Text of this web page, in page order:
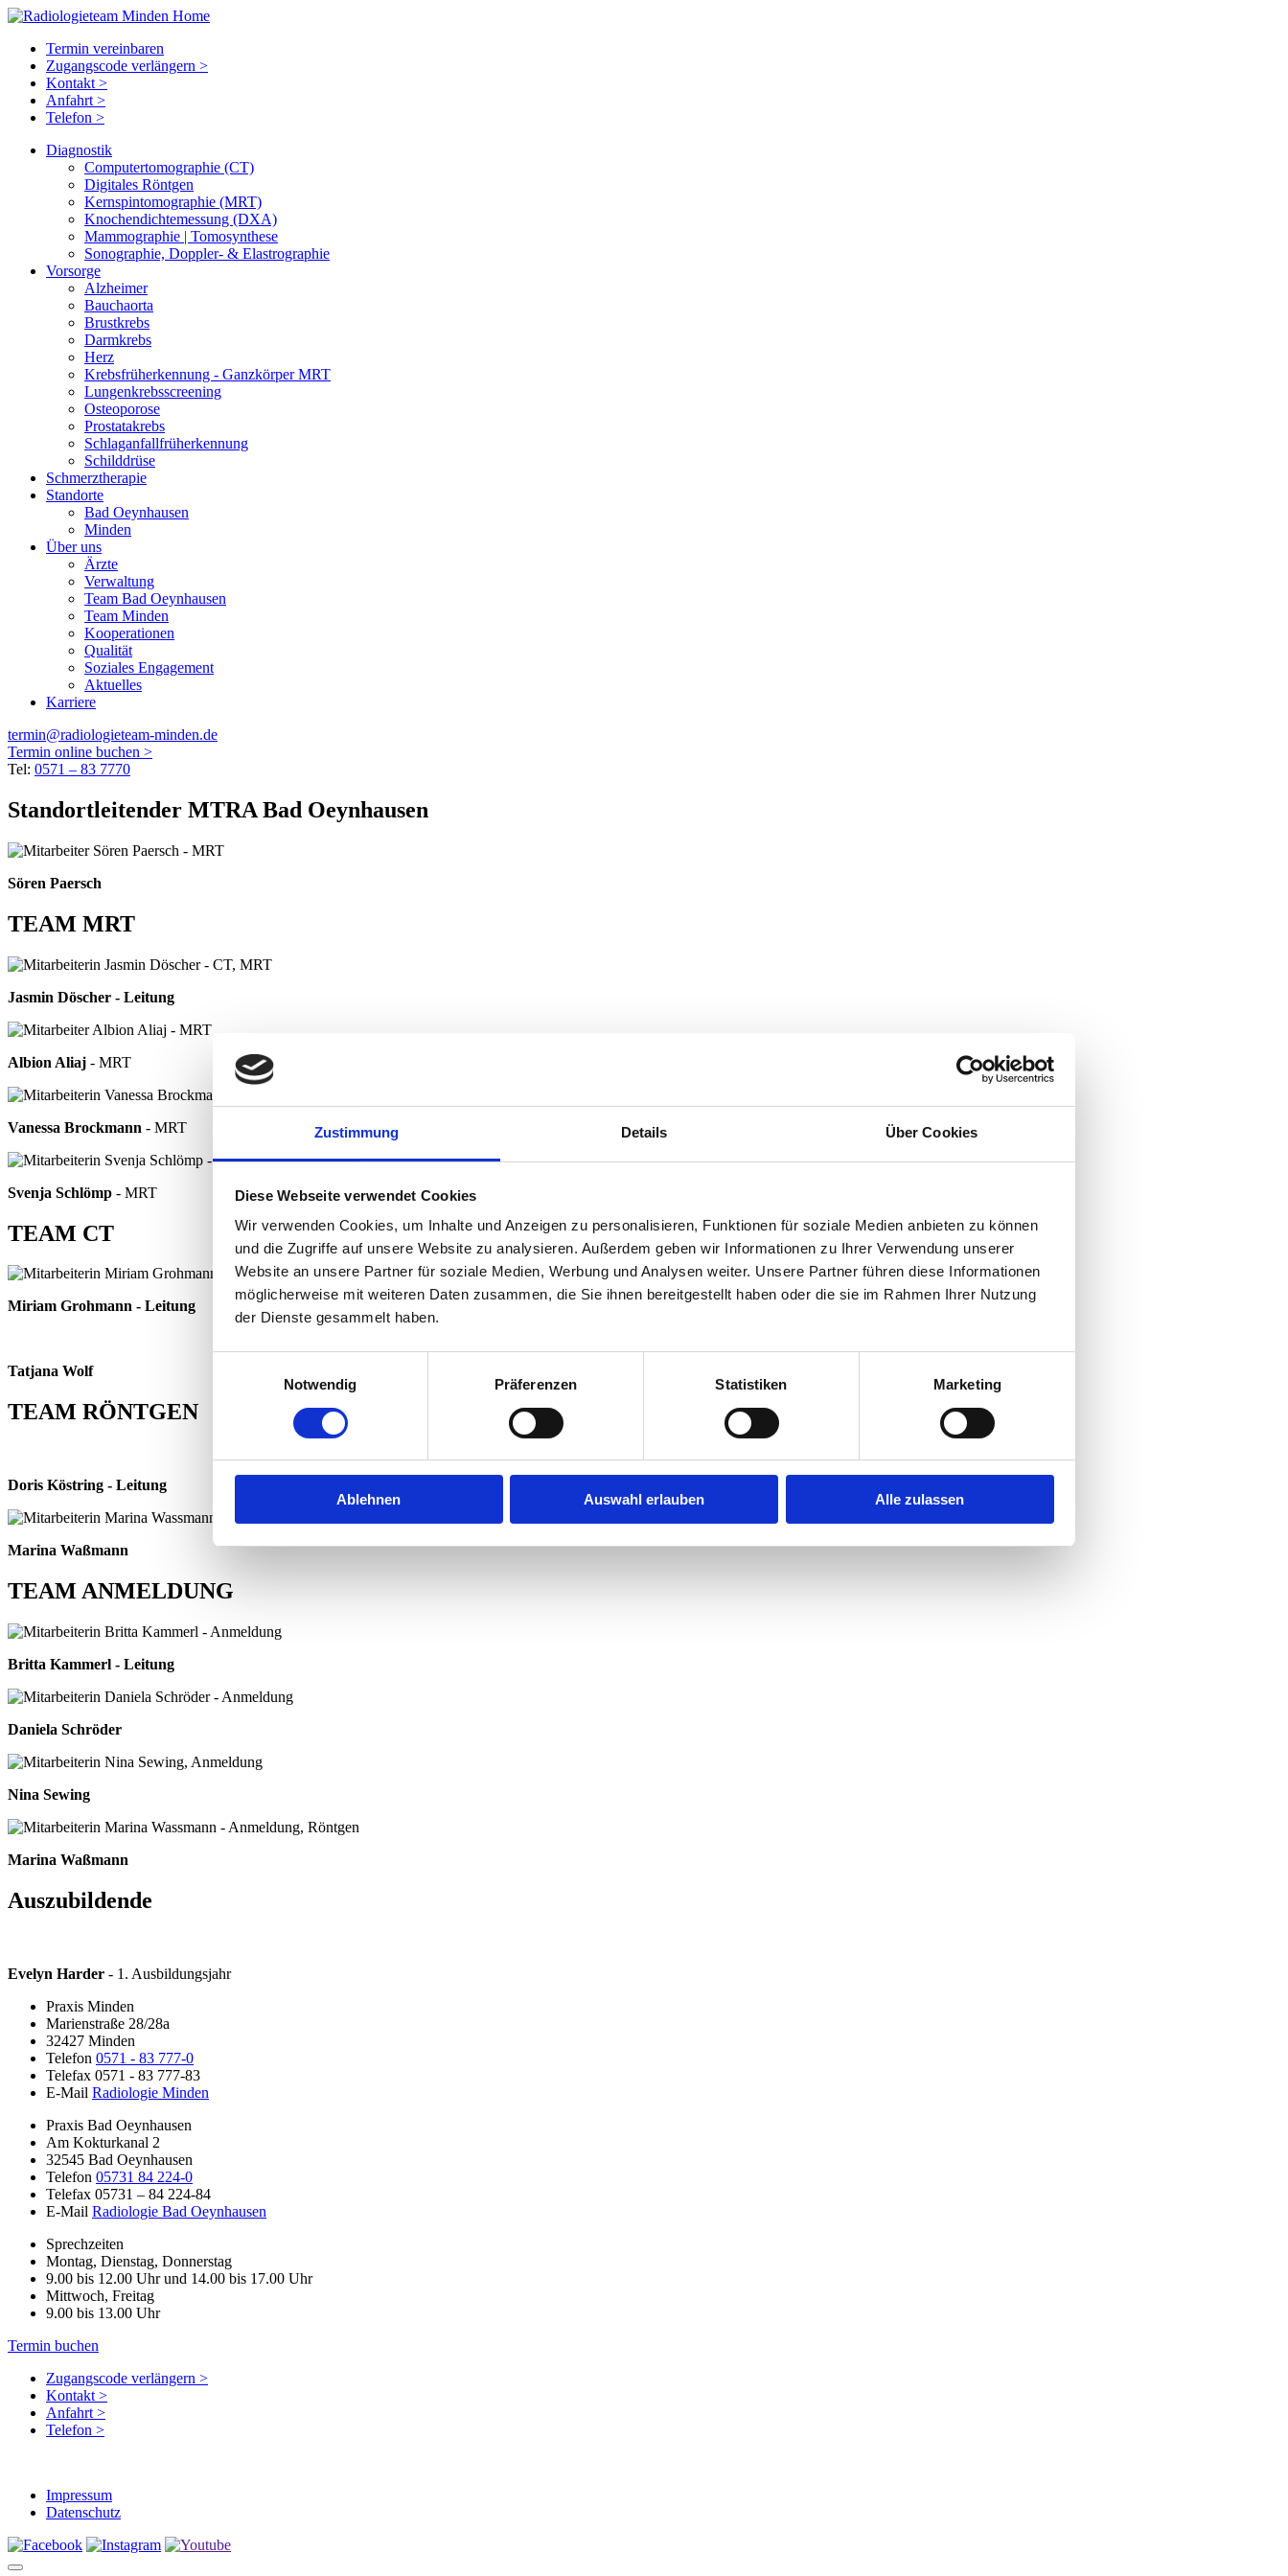
Zustimmung Details Über Cookies
Diese Webseite verwendet Cookies
Wir verwenden Cookies, um Inhalte und Anzeigen zu personalisieren, Funktionen für soziale Medien anbieten zu können
und die Zugriffe auf unsere Website zu analysieren. Außerdem geben wir Informationen zu Ihrer Verwendung unserer
Website an unsere Partner für soziale Medien, Werbung und Analysen weiter. Unsere Partner führen diese Informationen
möglicherweise mit weiteren Daten zusammen, die Sie ihnen bereitgestellt haben oder die sie im Rahmen Ihrer Nutzung
der Dienste gesammelt haben.
Notwendig
Präferenzen Statistiken Marketing
Ablehnen Auswahl erlauben Alle zulassen
Termin vereinbaren
Zugangscode verlängern >
Kontakt >
Anfahrt >
Telefon >
Diagnostik
Computertomographie (CT)
Digitales Röntgen
Kernspintomographie (MRT)
Knochendichtemessung (DXA)
Mammographie | Tomosynthese
Sonographie, Doppler- & Elastrographie
Vorsorge
Alzheimer
Bauchaorta
Brustkrebs
Darmkrebs
Herz
Krebsfrüherkennung - Ganzkörper MRT
Lungenkrebsscreening
Osteoporose
Prostatakrebs
Schlaganfallfrüherkennung
Schilddrüse
Schmerztherapie
Standorte
Bad Oeynhausen
Minden
Über uns
Ärzte
Verwaltung
Team Bad Oeynhausen
Team Minden
Kooperationen
Qualität
Soziales Engagement
Aktuelles
Karriere
termin@radiologieteam-minden.de
Termin online buchen >
Tel: 0571 – 83 7770
Standortleitender MTRA Bad Oeynhausen
Sören Paersch
TEAM MRT
Jasmin Döscher - Leitung
Albion Aliaj - MRT
Vanessa Brockmann - MRT
Svenja Schlömp - MRT
TEAM CT
Miriam Grohmann - Leitung
Tatjana Wolf
TEAM RÖNTGEN
Doris Köstring - Leitung
Marina Waßmann
TEAM ANMELDUNG
Britta Kammerl - Leitung
Daniela Schröder
Nina Sewing
Marina Waßmann
Auszubildende
Evelyn Harder - 1. Ausbildungsjahr
Praxis Minden
Marienstraße 28/28a
32427 Minden
Telefon 0571 - 83 777-0
Telefax 0571 - 83 777-83
E-Mail Radiologie Minden
Praxis Bad Oeynhausen
Am Kokturkanal 2
32545 Bad Oeynhausen
Telefon 05731 84 224-0
Telefax 05731 – 84 224-84
E-Mail Radiologie Bad Oeynhausen
Sprechzeiten
Montag, Dienstag, Donnerstag
9.00 bis 12.00 Uhr und 14.00 bis 17.00 Uhr
Mittwoch, Freitag
9.00 bis 13.00 Uhr
Termin buchen
Zugangscode verlängern >
Kontakt >
Anfahrt >
Telefon >
Impressum
Datenschutz